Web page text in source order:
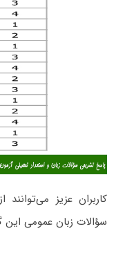
کاربران عزیز
سؤالات زبان عمومی این